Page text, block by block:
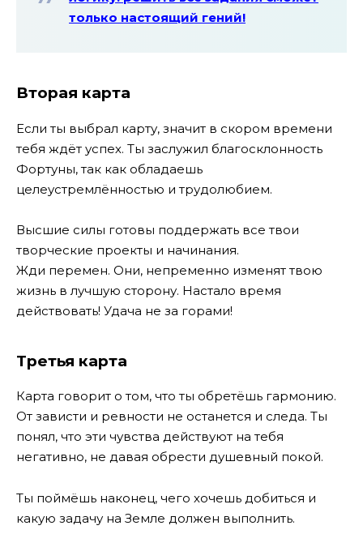
только настоящий гений!
Вторая карта
Если ты выбрал карту, значит в скором времени
тебя ждёт успех. Ты заслужил благосклонность
Фортуны, так как обладаешь
целеустремлённостью и трудолюбием.
Высшие силы готовы поддержать все твои
творческие проекты и начинания.
Жди перемен. Они, непременно изменят твою
жизнь в лучшую сторону. Настало время
действовать! Удача не за горами!
Третья карта
Карта говорит о том, что ты обретёшь гармонию.
От зависти и ревности не останется и следа. Ты
понял, что эти чувства действуют на тебя
негативно, не давая обрести душевный покой.
Ты поймёшь наконец, чего хочешь добиться и
какую задачу на Земле должен выполнить.